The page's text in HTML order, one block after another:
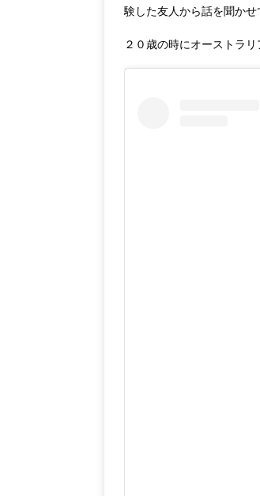
験した友人から話を聞かせ
２０歳の時にオーストラ